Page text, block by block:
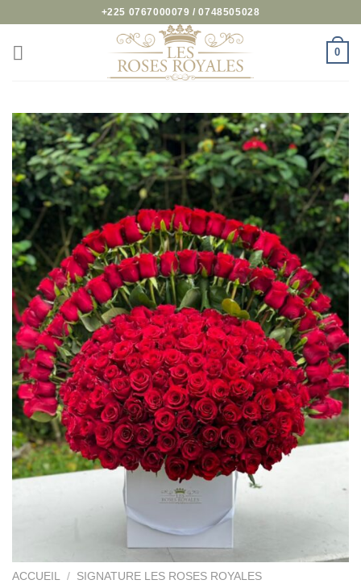
contenu
+225 0767000079 / 0748505028
0
ACCUEIL / SIGNATURE LES ROSES ROYALES